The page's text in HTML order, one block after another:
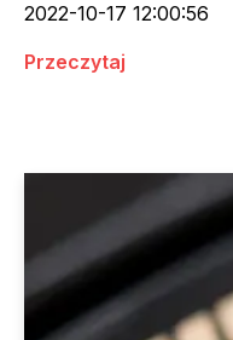
2022-10-17 12:00:56
Przeczytaj